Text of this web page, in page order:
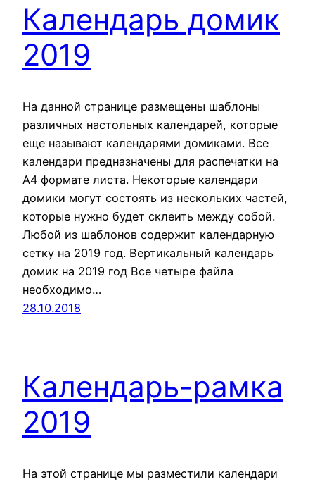
Календарь домик
2019
На данной странице размещены шаблоны
различных настольных календарей, которые
еще называют календарями домиками. Все
календари предназначены для распечатки на
А4 формате листа. Некоторые календари
домики могут состоять из нескольких частей,
которые нужно будет склеить между собой.
Любой из шаблонов содержит календарную
сетку на 2019 год. Вертикальный календарь
домик на 2019 год Все четыре файла
необходимо…
28.10.2018
Календарь-рамка
2019
На этой странице мы разместили календари